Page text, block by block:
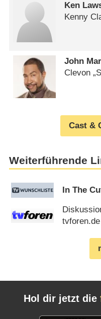
Ken
Kenny
John
Clevon
Cast &
Weiterführende
In The
tvforen.de
Hol dir jetzt die